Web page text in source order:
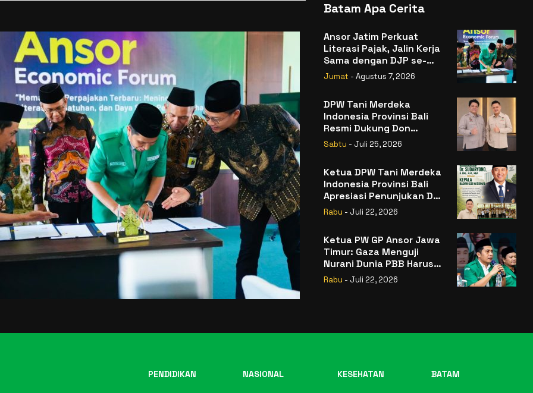
Batam Apa Cerita
Ansor Jatim Perkuat
Literasi Pajak, Jalin Kerja
Sama dengan DJP se-
Jatim
Jumat - Agustus 7, 2026
DPW Tani Merdeka
Indonesia Provinsi Bali
Resmi Dukung Don
Muzakir Mengisi Jabatan
Wakil Menteri Pertanian
Sabtu - Juli 25, 2026
Ketua DPW Tani Merdeka
Indonesia Provinsi Bali
Apresiasi Penunjukan Dr.
Sudaryono sebagai
Kepala Badan Gizi
Rabu - Juli 22, 2026
Ketua PW GP Ansor Jawa
Timur: Gaza Menguji
Nurani Dunia PBB Harus
Reformasi Total atau
Kehilangan Legitimasi
Rabu - Juli 22, 2026
PENDIDIKAN NASIONAL KESEHATAN BATAM